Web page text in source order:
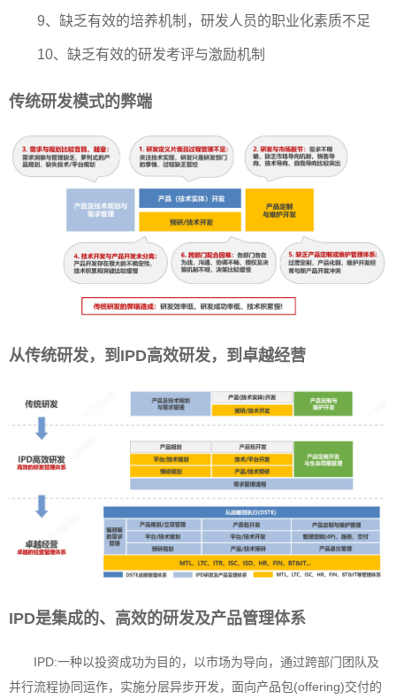
9、缺乏有效的培养机制，研发人员的职业化素质不足
10、缺乏有效的研发考评与激励机制
传统研发模式的弊端
从传统研发，到IPD高效研发，到卓越经营
IPD是集成的、高效的研发及产品管理体系
IPD:一种以投资成功为目的，以市场为导向，通过跨部门团队及
并行流程协同运作，实施分层异步开发，面向产品包(offering)交付的